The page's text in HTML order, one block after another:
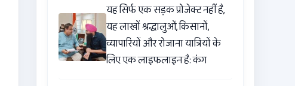
यह सिर्फ एक सड़क प्रोजेक्ट नहीं है,
यह लाखों श्रद्धालुओं, किसानों,
व्यापारियों और रोजाना यात्रियों के
लिए एक लाइफलाइन है: कंग